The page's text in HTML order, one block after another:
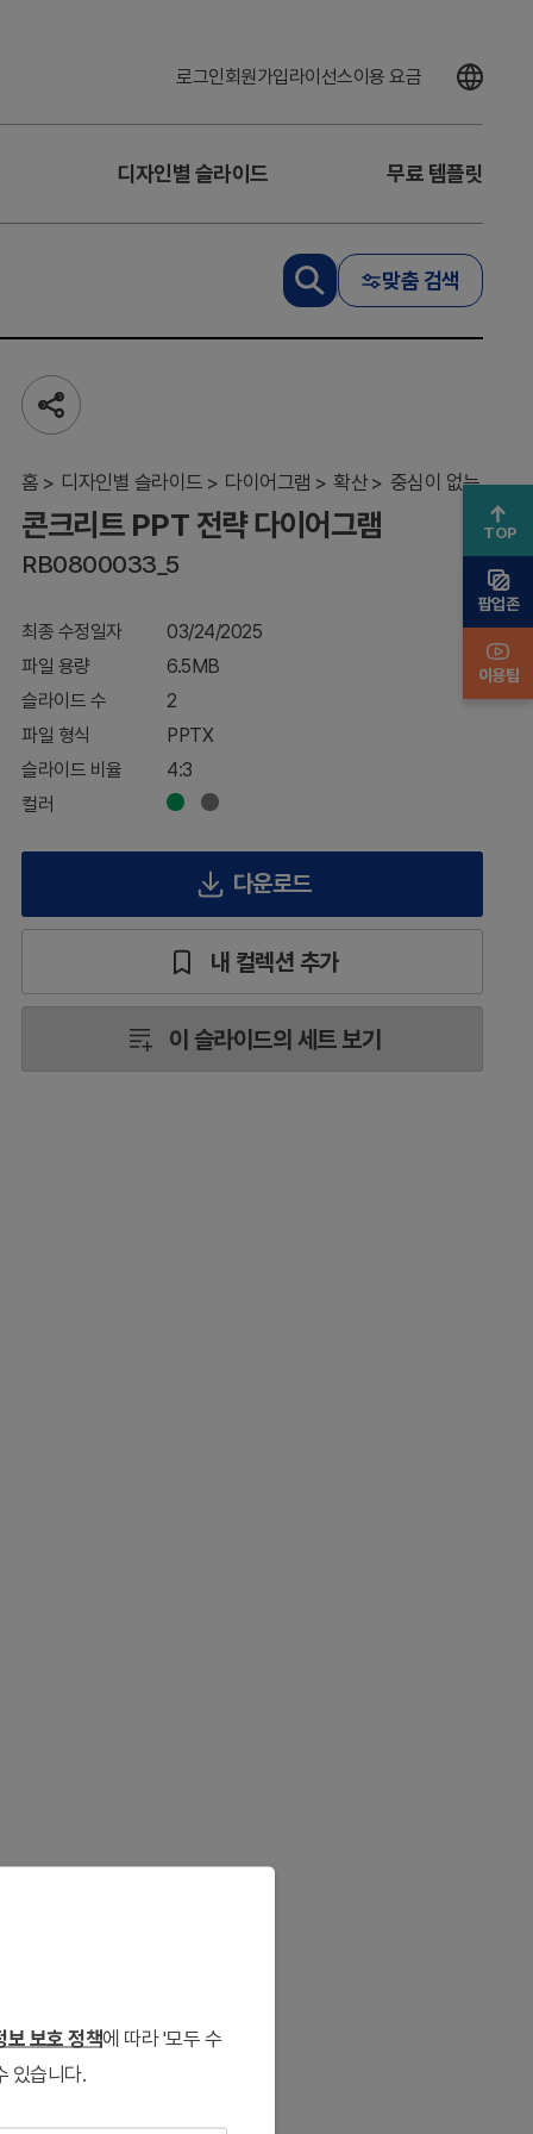
로그인회원가입라이선스이용 요금
디자인별 슬라이드 무료 템플릿
맞춤 검색
공
유
기
홈 디자인별 슬라이드 다이어그램 확산 중심이 없는
콘크
리트
전략
다이
어그
램
콘크리트 PPT 전략 다이어그램
RB0800033_5
최종 수정일자
03/24/2025
파일 용량
6.5MB
슬라이드 수
2
파일 형식
PPTX
슬라이드 비율
4:3
컬러
다운로드
내 컬렉션 추가
이 슬라이드의 세트 보기
보 보호 정책에 따라 '모두 수
있습니다.
TOP
팝업존
이용팁